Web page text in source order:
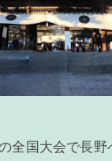
全国大会で長野